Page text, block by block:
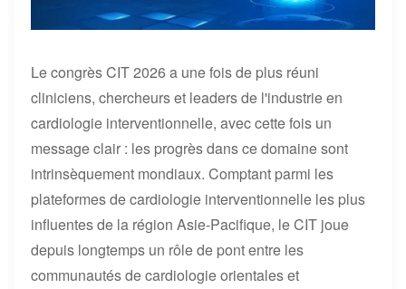
Le congrès CIT 2026 a une fois de plus réuni
cliniciens, chercheurs et leaders de l'industrie en
cardiologie interventionnelle, avec cette fois un
message clair : les progrès dans ce domaine sont
intrinsèquement mondiaux. Comptant parmi les
plateformes de cardiologie interventionnelle les plus
influentes de la région Asie-Pacifique, le CIT joue
depuis longtemps un rôle de pont entre les
communautés de cardiologie orientales et